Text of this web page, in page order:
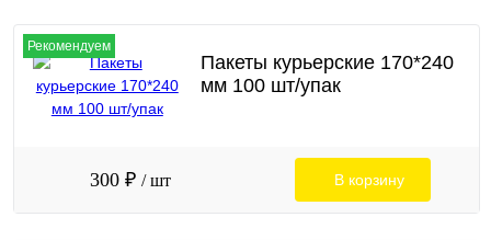
Рекомендуем
Пакеты курьерские 170*240
мм 100 шт/упак
300 ₽ / шт В корзину